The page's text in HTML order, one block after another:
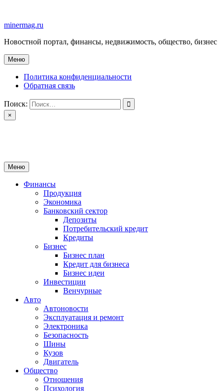
содержимому
minermag.ru
Новостной портал, финансы, недвижимость, общество, бизнес
Меню
Политика конфиденциальности
Обратная связь
Поиск:
×
Меню
Финансы
Продукция
Экономика
Банковский сектор
Депозиты
Потребительский кредит
Кредиты
Бизнес
Бизнес план
Кредит для бизнеса
Бизнес идеи
Инвестиции
Венчурные
Авто
Автоновости
Эксплуатация и ремонт
Электроника
Безопасность
Шины
Кузов
Двигатель
Общество
Отношения
Психология